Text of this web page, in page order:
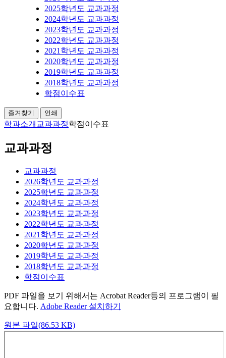
2025학년도 교과과정
2024학년도 교과과정
2023학년도 교과과정
2022학년도 교과과정
2021학년도 교과과정
2020학년도 교과과정
2019학년도 교과과정
2018학년도 교과과정
학점이수표
즐겨찾기 인쇄
학과소개 교과과정학점이수표
교과과정
교과과정
2026학년도 교과과정
2025학년도 교과과정
2024학년도 교과과정
2023학년도 교과과정
2022학년도 교과과정
2021학년도 교과과정
2020학년도 교과과정
2019학년도 교과과정
2018학년도 교과과정
학점이수표
PDF 파일을 보기 위해서는 Acrobat Reader등의 프로그램이 필
요합니다. Adobe Reader 설치하기
원본 파일(86.53 KB)